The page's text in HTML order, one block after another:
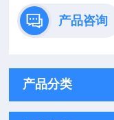
产品咨询
产品分类